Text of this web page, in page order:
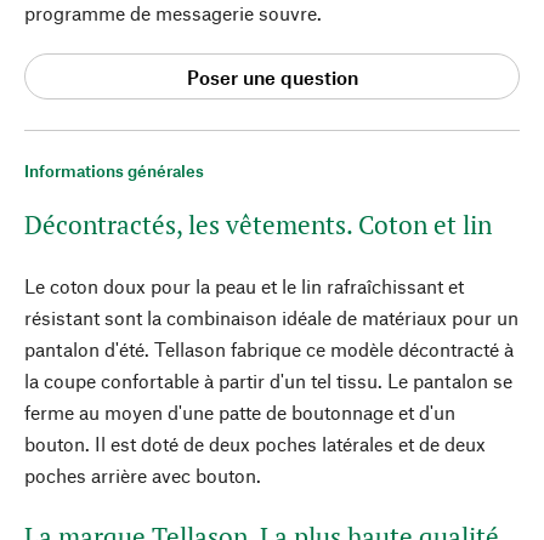
Informations générales
Décontractés, les vêtements. Coton et lin
Le coton doux pour la peau et le lin rafraîchissant et
résistant sont la combinaison idéale de matériaux pour un
pantalon d'été. Tellason fabrique ce modèle décontracté à
la coupe confortable à partir d'un tel tissu. Le pantalon se
ferme au moyen d'une patte de boutonnage et d'un
bouton. Il est doté de deux poches latérales et de deux
poches arrière avec bouton.
programme de messagerie souvre.
Poser une question